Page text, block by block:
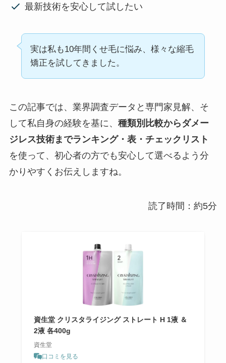
最新技術を安心して試したい
実は私も10年間くせ毛に悩み、様々な縮毛
矯正を試してきました。
この記事では、業界調査データと専門家見解、そ
して私自身の経験を基に、 種類別比較からダメー
ジレス技術までランキング・表・チェックリスト
を使って、初心者の方でも安心して選べるよう分
かりやすくお伝えしますね。
読了時間：約5分
資生堂 クリスタライジング ストレート H 1液 ＆
2液 各400g
資生堂
口コミを見る